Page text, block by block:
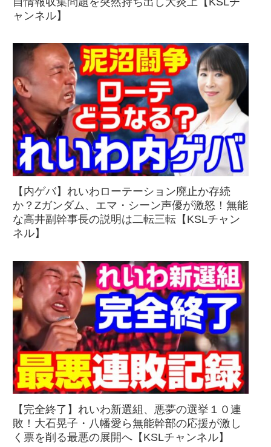
ャンネル】
【内ゲバ】れいわローテーション廃止か存続
か？Zガンダム、エマ・シーン声優が激怒！無能
な高井副幹事長の説明は二転三転【KSLチャン
ネル】
【完全終了】れいわ新選組、悪夢の選挙１０連
敗！大石晃子・八幡愛ら無能幹部の応援が激し
く票を削る最悪の展開へ【KSLチャンネル】